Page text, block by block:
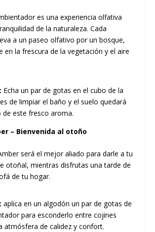
es una experiencia olfativa
de la naturaleza. Cada
a un paseo olfativo por un bosque,
en la frescura de la vegetación y el aire
Echa un par de gotas en el cubo de la
de limpiar el baño y el suelo quedará
de este fresco aroma.
– Bienvenida al otoño
será el mejor aliado para darle a tu
otoñal, mientras disfrutas una tarde de
de tu hogar.
aplica en un algodón un par de gotas de
para esconderlo entre cojines
atmósfera de calidez y confort.